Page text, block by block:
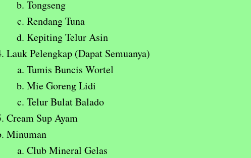
Tongseng
Rendang Tuna
Kepiting Telur Asin
Lauk Pelengkap (Dapat Semuanya)
Tumis Buncis Wortel
Mie Goreng Lidi
Telur Bulat Balado
Cream Sup Ayam
Minuman
Club Mineral Gelas